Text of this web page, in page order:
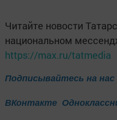
Читайте новости
национальном
https://max.ru/tatmedia
Подписывайтесь на нас
ВКонтакте